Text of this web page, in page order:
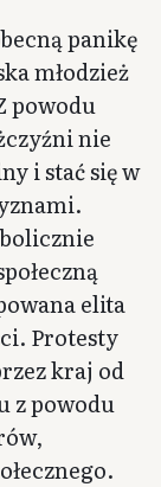
panikę
młodzież
powodu
nie
i stać się w
elita
Protesty
kraj od
z powodu